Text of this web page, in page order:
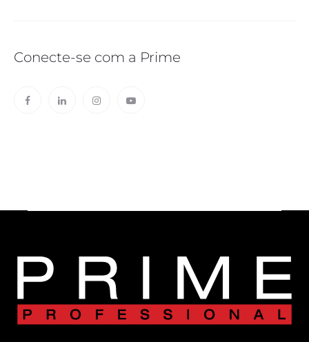
Conecte-se com a Prime